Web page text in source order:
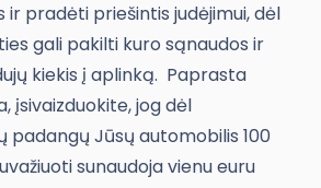
pradėti priešintis judėjimui, dėl
gali pakilti kuro sąnaudos ir
kiekis į aplinką. Paprasta
įsivaizduokite, jog dėl
padangų Jūsų automobilis 100
sunaudoja vienu euru